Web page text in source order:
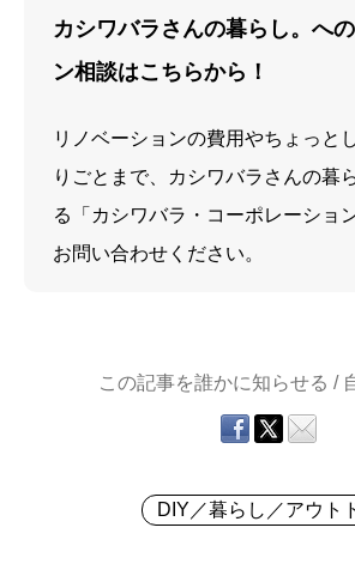
カシワバラさんの暮らし。へ
ン相談はこちらから！
リノベーションの費用やちょっと
りごとまで、カシワバラさんの暮
る「カシワバラ・コーポレーショ
お問い合わせください。
この記事を誰かに知らせる /
DIY／暮らし／アウト